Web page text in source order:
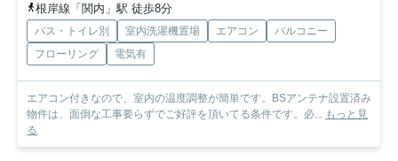
根岸線「関内」駅 徒歩8分
バス・トイレ別 室内洗濯機置場 エアコン
バルコニー
フローリング
電気有
エアコン付きなので、室内の温度調整が簡単です。BSアンテナ設置済み
物件は、面倒な工事要らずでご好評を頂いてる条件です。必... もっと見
る